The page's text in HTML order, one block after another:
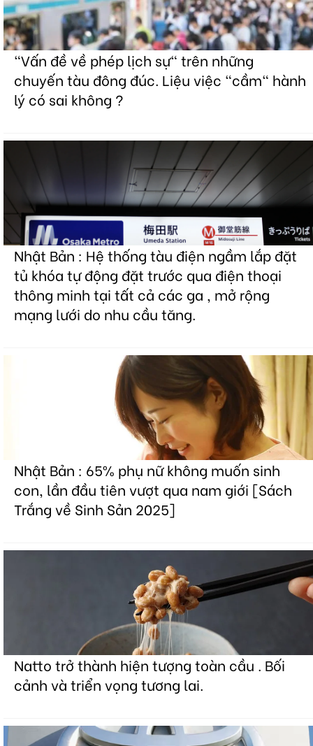
"Vấn đề về phép lịch sự" trên những
chuyến tàu đông đúc. Liệu việc "cầm" hành
lý có sai không ?
Nhật Bản : Hệ thống tàu điện ngầm lắp đặt
tủ khóa tự động đặt trước qua điện thoại
thông minh tại tất cả các ga , mở rộng
mạng lưới do nhu cầu tăng.
Nhật Bản : 65% phụ nữ không muốn sinh
con, lần đầu tiên vượt qua nam giới [Sách
Trắng về Sinh Sản 2025]
Natto trở thành hiện tượng toàn cầu . Bối
cảnh và triển vọng tương lai.